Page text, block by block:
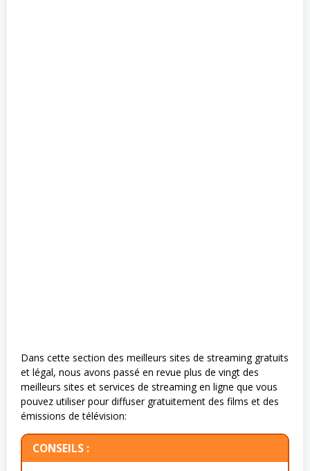
Dans cette section des meilleurs sites de streaming gratuits
et légal, nous avons passé en revue plus de vingt des
meilleurs sites et services de streaming en ligne que vous
pouvez utiliser pour diffuser gratuitement des films et des
émissions de télévision:
CONSEILS :